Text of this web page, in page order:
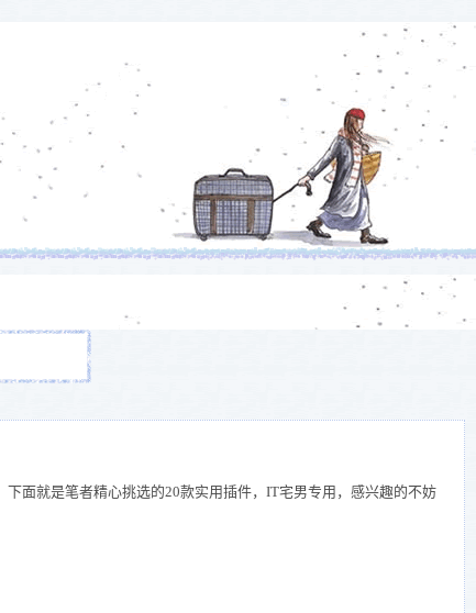
下面就是笔者精心挑选的20款实用插件，IT宅男专用，感兴趣的不妨